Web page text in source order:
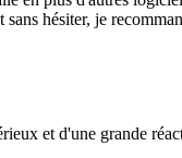
sans hésiter, je
et d'une grande